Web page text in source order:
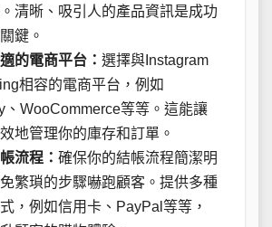
清晰、吸引人的產品資訊是成功
鍵。
的電商平台： 選擇與Instagram
相容的電商平台，例如
、WooCommerce等等。這能讓
地管理你的庫存和訂單。
流程： 確保你的結帳流程簡潔明
繁瑣的步驟嚇跑顧客。提供多種
，例如信用卡、PayPal等等，